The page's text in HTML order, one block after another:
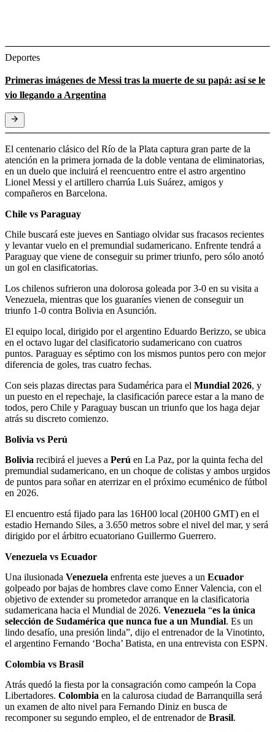
Deportes
Primeras imágenes de Messi tras la muerte de su papá: así se le
vio llegando a Argentina
El centenario clásico del Río de la Plata captura gran parte de la
atención en la primera jornada de la doble ventana de eliminatorias,
en un duelo que incluirá el reencuentro entre el astro argentino
Lionel Messi y el artillero charrúa Luis Suárez, amigos y
compañeros en Barcelona.
Chile vs Paraguay
Chile buscará este jueves en Santiago olvidar sus fracasos recientes
y levantar vuelo en el premundial sudamericano. Enfrente tendrá a
Paraguay que viene de conseguir su primer triunfo, pero sólo anotó
un gol en clasificatorias.
Los chilenos sufrieron una dolorosa goleada por 3-0 en su visita a
Venezuela, mientras que los guaraníes vienen de conseguir un
triunfo 1-0 contra Bolivia en Asunción.
El equipo local, dirigido por el argentino Eduardo Berizzo, se ubica
en el octavo lugar del clasificatorio sudamericano con cuatros
puntos. Paraguay es séptimo con los mismos puntos pero con mejor
diferencia de goles, tras cuatro fechas.
Con seis plazas directas para Sudamérica para el Mundial 2026, y
un puesto en el repechaje, la clasificación parece estar a la mano de
todos, pero Chile y Paraguay buscan un triunfo que los haga dejar
atrás su discreto comienzo.
Bolivia vs Perú
Bolivia recibirá el jueves a Perú en La Paz, por la quinta fecha del
premundial sudamericano, en un choque de colistas y ambos urgidos
de puntos para soñar en aterrizar en el próximo ecuménico de fútbol
en 2026.
El encuentro está fijado para las 16H00 local (20H00 GMT) en el
estadio Hernando Siles, a 3.650 metros sobre el nivel del mar, y será
dirigido por el árbitro ecuatoriano Guillermo Guerrero.
Venezuela vs Ecuador
Una ilusionada Venezuela enfrenta este jueves a un Ecuador
golpeado por bajas de hombres clave como Enner Valencia, con el
objetivo de extender su prometedor arranque en la clasificatoria
sudamericana hacia el Mundial de 2026. Venezuela “es la única
selección de Sudamérica que nunca fue a un Mundial. Es un
lindo desafío, una presión linda”, dijo el entrenador de la Vinotinto,
el argentino Fernando ‘Bocha’ Batista, en una entrevista con ESPN.
Colombia vs Brasil
Atrás quedó la fiesta por la consagración como campeón la Copa
Libertadores. Colombia en la calurosa ciudad de Barranquilla será
un examen de alto nivel para Fernando Diniz en busca de
recomponer su segundo empleo, el de entrenador de Brasil.